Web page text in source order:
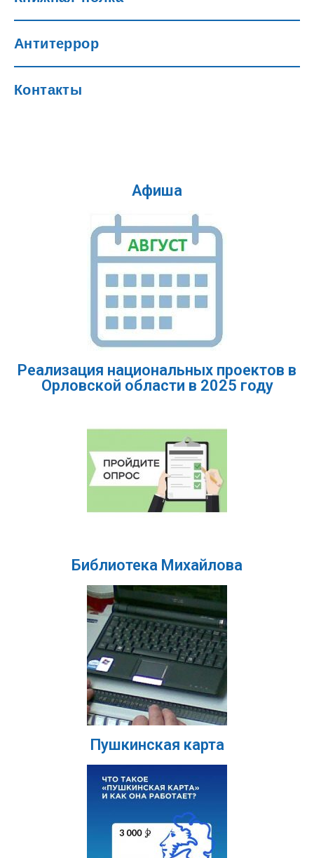
Антитеррор
Контакты
Афиша
Реализация национальных проектов в
Орловской области в 2025 году
Библиотека Михайлова
Пушкинская карта